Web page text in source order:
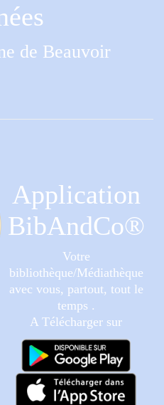
de Beauvoir
Application
BibAndCo®
Votre
bibliothèque/Médiathèque
avec vous, partout, tout le
temps .
A Télécharger sur